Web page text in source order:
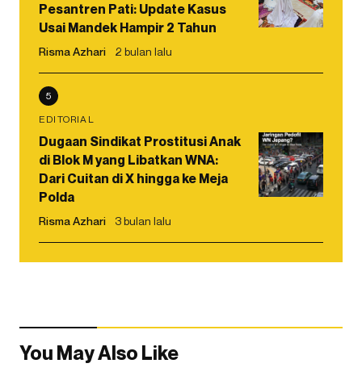
Pesantren Pati: Update Kasus
Usai Mandek Hampir 2 Tahun
Risma Azhari 2 bulan lalu
5
EDITORIAL
Dugaan Sindikat Prostitusi Anak
di Blok M yang Libatkan WNA:
Dari Cuitan di X hingga ke Meja
Polda
Risma Azhari 3 bulan lalu
You May Also Like